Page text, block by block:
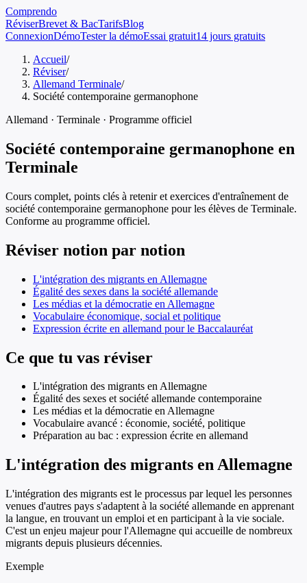
Comprendo
RéviserBrevet & BacTarifsBlog
ConnexionDémoTester la démoEssai gratuit14 jours gratuits
Accueil/
Réviser/
Allemand Terminale/
Société contemporaine germanophone
Allemand · Terminale · Programme officiel
Société contemporaine germanophone en
Terminale
Cours complet, points clés à retenir et exercices d'entraînement de
société contemporaine germanophone pour les élèves de Terminale.
Conforme au programme officiel.
Réviser notion par notion
L'intégration des migrants en Allemagne
Égalité des sexes dans la société allemande
Les médias et la démocratie en Allemagne
Vocabulaire économique, social et politique
Expression écrite en allemand pour le Baccalauréat
Ce que tu vas réviser
L'intégration des migrants en Allemagne
Égalité des sexes et société allemande contemporaine
Les médias et la démocratie en Allemagne
Vocabulaire avancé : économie, société, politique
Préparation au bac : expression écrite en allemand
L'intégration des migrants en Allemagne
L'intégration des migrants est le processus par lequel les personnes
venues d'autres pays s'adaptent à la société allemande en apprenant
la langue, en trouvant un emploi et en participant à la vie sociale.
C'est un enjeu majeur pour l'Allemagne qui accueille de nombreux
migrants depuis plusieurs décennies.
Exemple